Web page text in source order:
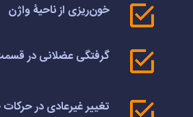
خون‌ریزی از ناحیۀ واژن
گرفتگی عضلانی در
تغییر غیرعادی در